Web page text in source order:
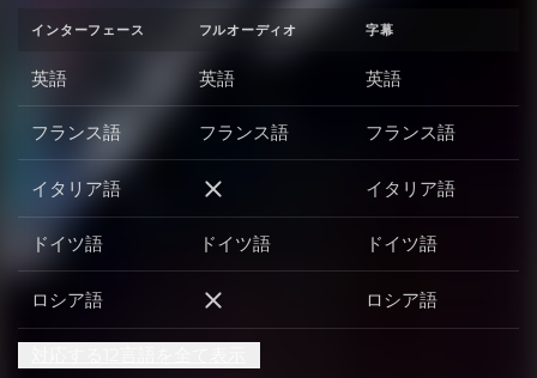
インターフェース フルオーディオ 字幕
英語 英語 英語
フランス語 フランス語 フランス語
イタリア語 イタリア語 イタリア語
ドイツ語 ドイツ語 ドイツ語
ロシア語 ロシア語 ロシア語